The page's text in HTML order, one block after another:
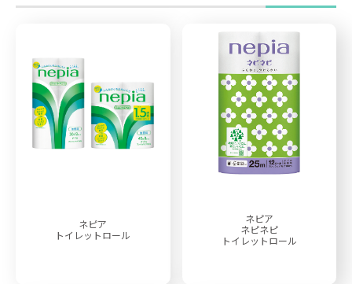
ネピア
トイレットロール
ネピア
ネピネピ
トイレットロール